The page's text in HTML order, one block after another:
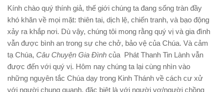
Kính chào quý thính giả, thế giới chúng ta đang sống tràn đầy
khó khăn về mọi mặt: thiên tai, dịch lệ, chiến tranh, và bạo động
xảy ra khắp nơi. Dù vậy, chúng tôi mong rằng quý vị và gia đình
vẫn được bình an trong sự che chở, bảo vệ của Chúa. Và cảm
tạ Chúa, Câu Chuyện Gia Đình của Phát Thanh Tin Lành vẫn
được đến với quý vị. Hôm nay chúng ta lại cùng nhìn vào
những nguyên tắc Chúa dạy trong Kinh Thánh về cách cư xử
với người chung quanh, đặc biệt là với người vợ/người chồng